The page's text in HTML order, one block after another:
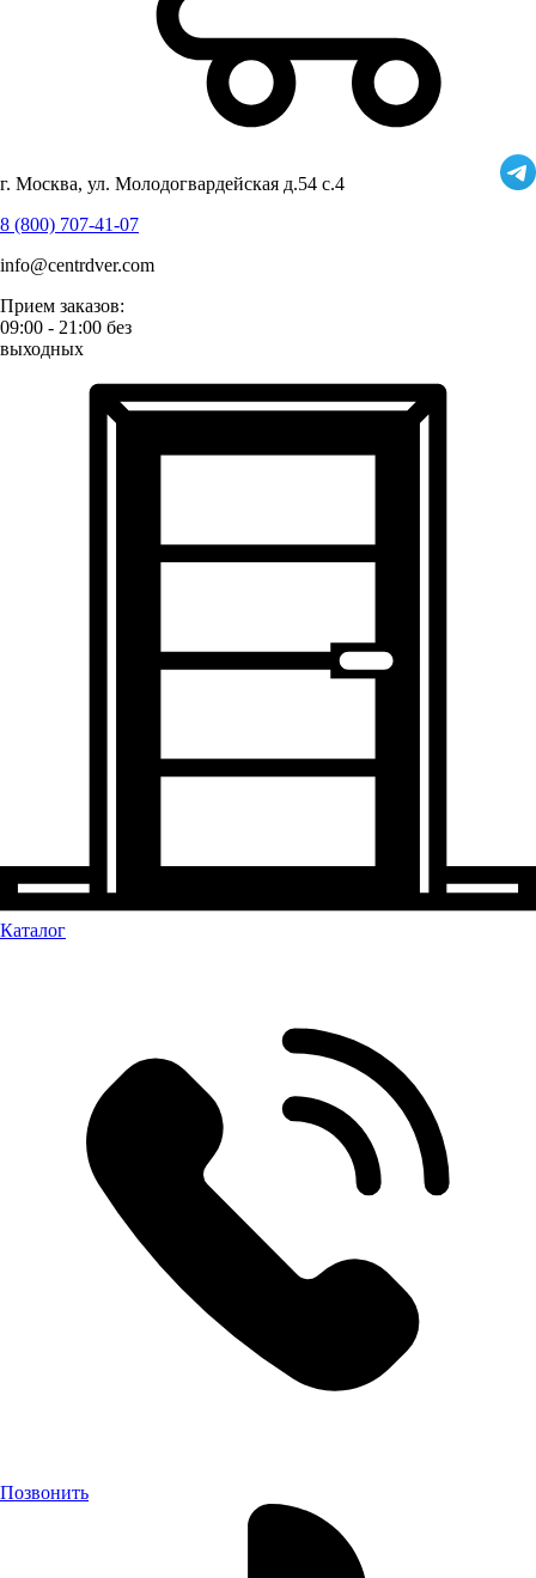
г. Москва, ул. Молодогвардейская д.54 с.4
8 (800) 707-41-07
info@centrdver.com
Прием заказов:
09:00 - 21:00 без
выходных
Каталог
Позвонить